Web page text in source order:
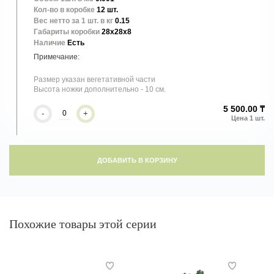
Кол-во в коробке 12 шт.
Вес нетто за 1 шт. в кг 0.15
Габариты коробки 28x28x8
Наличие Есть
Размер указан вегетативной части
Высота ножки дополнительно - 10 см.
- + 5 500.00 ₸
ДОБАВИТЬ В КОРЗИНУ
Похожие товары этой серии